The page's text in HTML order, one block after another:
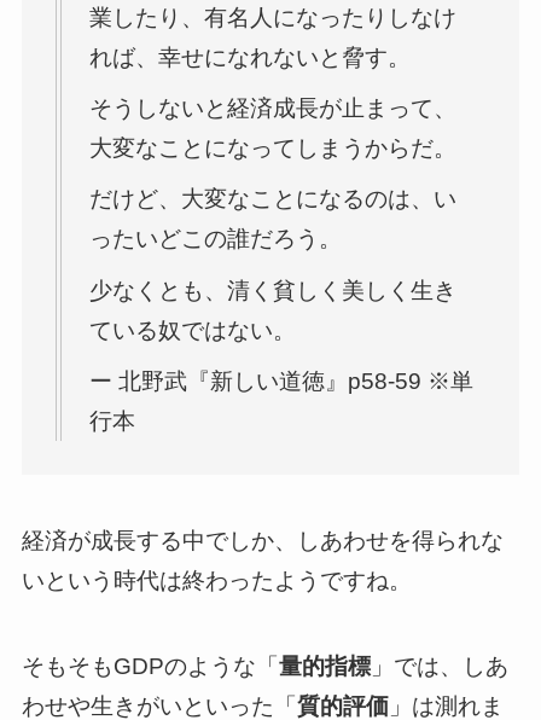
業したり、有名人になったりしなけ
れば、幸せになれないと脅す。
そうしないと経済成長が止まって、
大変なことになってしまうからだ。
だけど、大変なことになるのは、い
ったいどこの誰だろう。
少なくとも、清く貧しく美しく生き
ている奴ではない。
ー 北野武『新しい道徳』p58-59 ※単
行本
経済が成長する中でしか、しあわせを得られな
いという時代は終わったようですね。
そもそもGDPのような「量的指標」では、しあ
わせや生きがいといった「質的評価」は測れま